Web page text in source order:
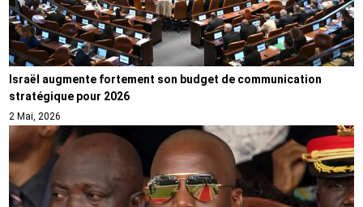
Israël augmente fortement son budget de communication
stratégique pour 2026
2 Mai, 2026